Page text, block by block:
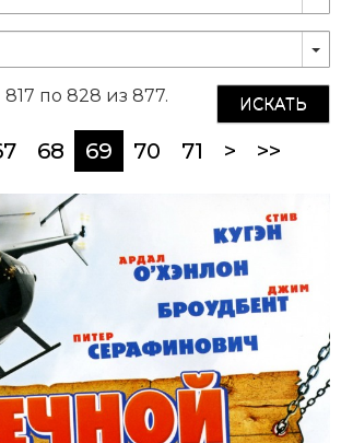
ИСКАТЬ
по 828 из 877.
68 69(current)
70 71 > >>